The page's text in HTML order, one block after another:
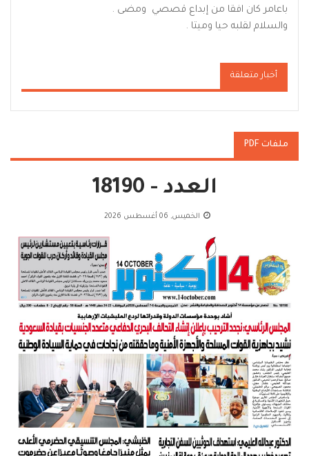
باعامر كان افقا من إبداع قصصي ومضى .
والسلام لقلبه حيا وميتا .
أخبار متعلقة
ملفات PDF
العدد - 18190
الخميس, 06 أغسطس 2026